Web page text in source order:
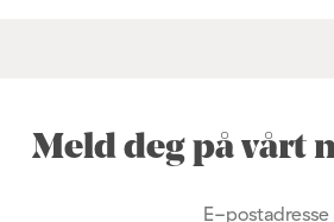
Meld deg på vårt